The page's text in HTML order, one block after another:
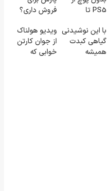
PS5 تا
کوین 🔥
فروش داری؟
بفروشش با این نوشیدنی
گیاهی کبدت
همیشه
ویدیو هولناک
از جوان کارتن
خوابی که